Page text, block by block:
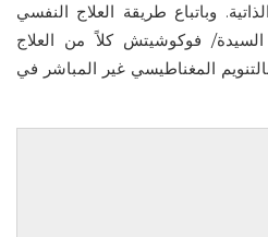
وباتباع طريقة العلاج النفسي
فوكوشیتش كلاً من العلاج
المغناطيسي غير المباشر في